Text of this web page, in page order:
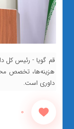
قم گویا - رئیس کل
هزینه‌ها، تخصص
داوری است.
0